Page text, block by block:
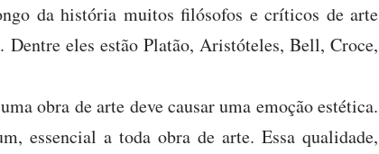
da história muitos filósofos e críticos de arte
eles estão Platão, Aristóteles, Bell, Croce,
obra de arte deve causar uma emoção estética.
essencial a toda obra de arte. Essa qualidade,